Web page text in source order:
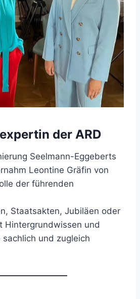
der ARD
Seelmann-Eggeberts
Leontine Gräfin von
der führenden
Staatsakten, Jubiläen oder
Hintergrundwissen und
und zugleich